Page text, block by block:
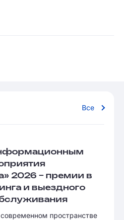
Все
2026 – премии в
и выездного
пространстве